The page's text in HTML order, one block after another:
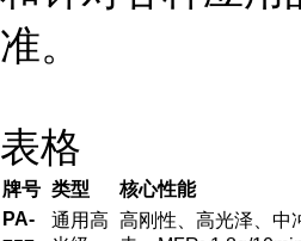
准。
表格
牌号 类型 核心性能
PA-
通用高 高刚性、高光泽、中